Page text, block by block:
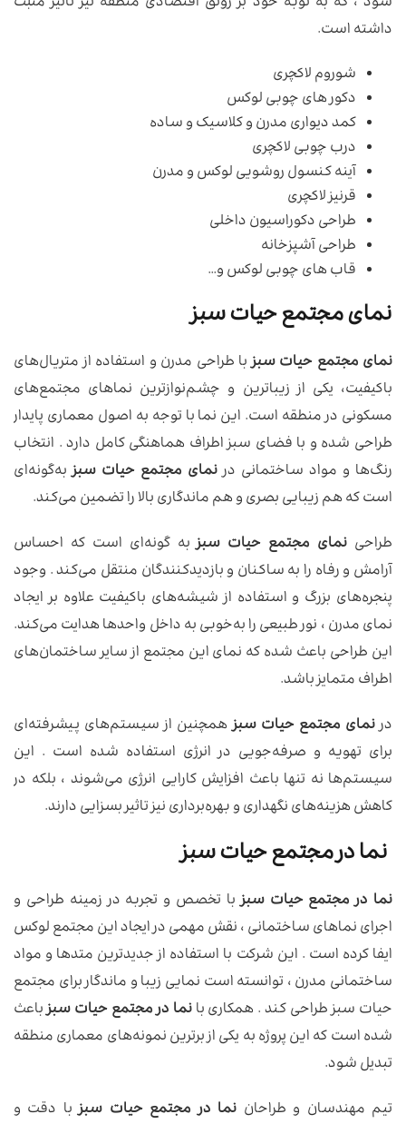
داشته است.
شوروم لاکچری
دکور های چوبی لوکس
کمد دیواری مدرن و کلاسیک و ساده
درب چوبی لاکچری
آینه کنسول روشویی لوکس و مدرن
قرنیز لاکچری
طراحی دکوراسیون داخلی
طراحی آشپزخانه
قاب های چوبی لوکس و…
نمای مجتمع حیات سبز
نمای مجتمع حیات سبزبا طراحی مدرن و استفاده از متریال‌های
باکیفیت، یکی از زیباترین و چشم‌نوازترین نماهای مجتمع‌های
مسکونی در منطقه است. این نما با توجه به اصول معماری پایدار
طراحی شده و با فضای سبز اطراف هماهنگی کامل دارد . انتخاب
رنگ‌ها و مواد ساختمانی درنمای مجتمع حیات سبزبه‌گونه‌ای
است که هم زیبایی بصری و هم ماندگاری بالا را تضمین می‌کند.
طراحی نمای مجتمع حیات سبزبه گونه‌ای است که احساس
آرامش و رفاه را به ساکنان و بازدیدکنندگان منتقل می‌کند . وجود
پنجره‌های بزرگ و استفاده از شیشه‌های باکیفیت علاوه بر ایجاد
نمای مدرن ، نور طبیعی را به‌خوبی به داخل واحدها هدایت می‌کند.
این طراحی باعث شده که نمای این مجتمع از سایر ساختمان‌های
اطراف متمایز باشد.
درنمای مجتمع حیات سبزهمچنین از سیستم‌های پیشرفته‌ای
برای تهویه و صرفه‌جویی در انرژی استفاده شده است . این
سیستم‌ها نه تنها باعث افزایش کارایی انرژی می‌شوند ، بلکه در
کاهش هزینه‌های نگهداری و بهره‌برداری نیز تاثیر بسزایی دارند.
نما در مجتمع حیات سبز
نما در مجتمع حیات سبزبا تخصص و تجربه در زمینه طراحی و
اجرای نماهای ساختمانی ، نقش مهمی در ایجاد این مجتمع لوکس
ایفا کرده است . این شرکت با استفاده از جدیدترین متدها و مواد
ساختمانی مدرن ، توانسته است نمایی زیبا و ماندگار برای مجتمع
حیات سبز طراحی کند . همکاری بانما در مجتمع حیات سبزباعث
شده است که این پروژه به یکی از برترین نمونه‌های معماری منطقه
تبدیل شود.
تیم مهندسان و طراحان نما در مجتمع حیات سبزبا دقت و